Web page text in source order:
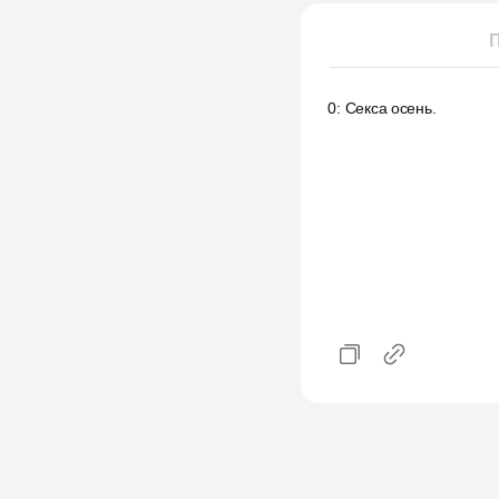
0: Секса осень.